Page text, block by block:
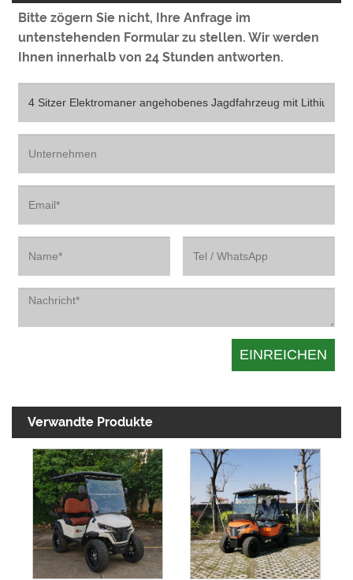
Bitte zögern Sie nicht, Ihre Anfrage im
untenstehenden Formular zu stellen. Wir werden
Ihnen innerhalb von 24 Stunden antworten.
Verwandte Produkte